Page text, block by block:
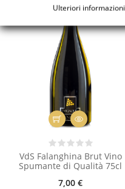
VdS Falanghina Brut Vino
Spumante di Qualità 75cl
7,00 €
Ulteriori informazioni